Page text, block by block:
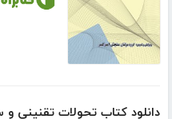
دانلود کتاب تحولات تقنینی